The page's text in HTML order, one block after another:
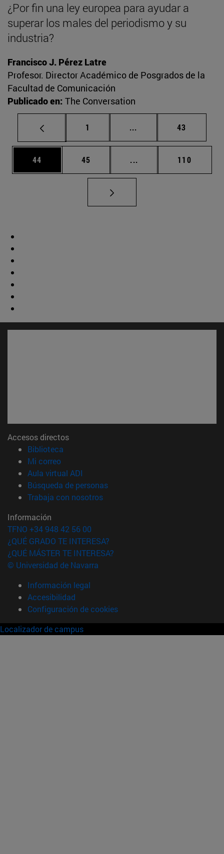
¿Por fin una ley europea para ayudar a
superar los males del periodismo y su
industria?
Francisco J. Pérez Latre
Profesor. Director Académico de Posgrados de la
Facultad de Comunicación
Publicado en: The Conversation
Página
1 ... Páginas intermedias
Página
43
Página
44 Página
45 ... Páginas intermedias
Página
110
Accesos directos
Biblioteca
Mi correo(abre en nueva ventana)
Aula virtual ADI
Búsqueda de personas(abre en nueva ventana)
Trabaja con nosotros(abre en nueva ventana)
Información
TFNO +34 948 42 56 00
¿QUÉ GRADO TE INTERESA?
¿QUÉ MÁSTER TE INTERESA?
© Universidad de Navarra
Información legal
Accesibilidad
Configuración de cookies
Localizador de campus